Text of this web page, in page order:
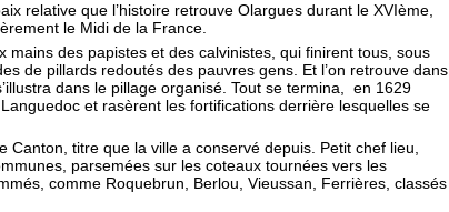
relative que l’histoire retrouve Olargues durant le XVIème,
le Midi de la France.
des papistes et des calvinistes, qui finirent tous, sous
de pillards redoutés des pauvres gens. Et l’on retrouve dans
dans le pillage organisé. Tout se termina, en 1629
et rasèrent les fortifications derrière lesquelles se
Canton, titre que la ville a conservé depuis. Petit chef lieu,
parsemées sur les coteaux tournées vers les
comme Roquebrun, Berlou, Vieussan, Ferrières, classés